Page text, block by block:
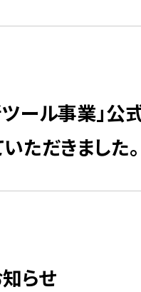
ール事業」公
ただきました。
らせ